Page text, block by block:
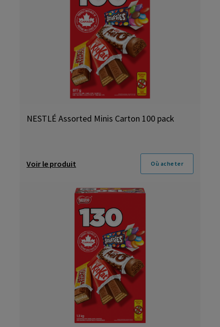
NESTLÉ Assorted Minis Carton 100 pack
Voir le produit Où acheter